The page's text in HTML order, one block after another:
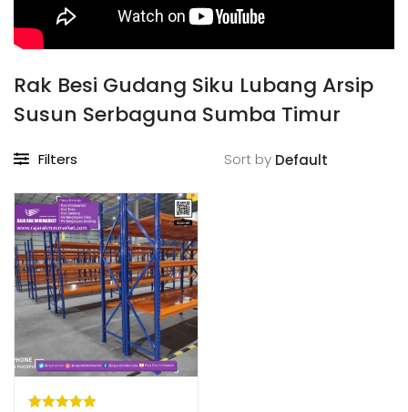
Rak Besi Gudang Siku Lubang Arsip
Susun Serbaguna Sumba Timur
Filters Sort by